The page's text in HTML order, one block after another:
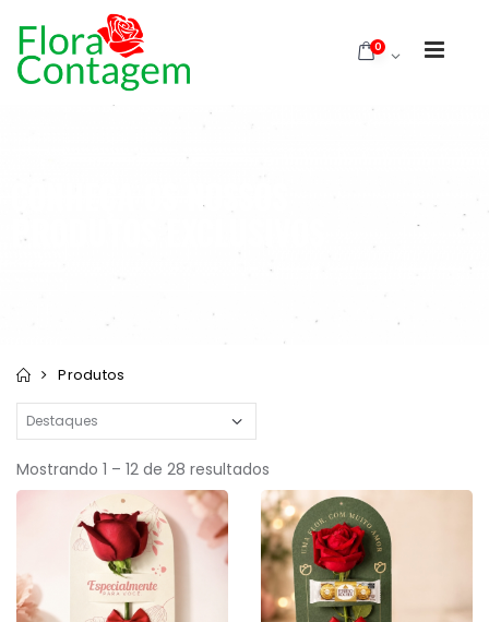
0
CONHEÇA OS NOSSOS
PRODUTOS EXCLUSIVOS
Produtos
Mostrando 1 – 12 de 28 resultados